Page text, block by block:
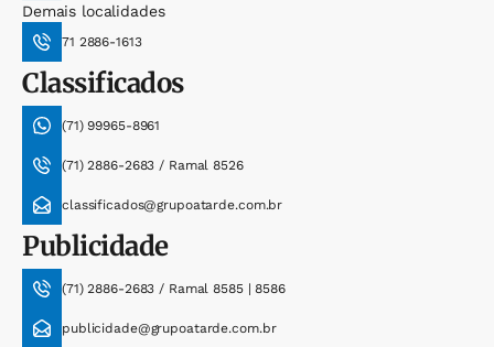
Demais localidades
71 2886-1613
Classificados
(71) 99965-8961
(71) 2886-2683 / Ramal 8526
classificados@grupoatarde.com.br
Publicidade
(71) 2886-2683 / Ramal 8585 | 8586
publicidade@grupoatarde.com.br